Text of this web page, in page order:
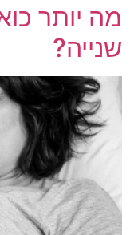
מה יותר
שנייה?